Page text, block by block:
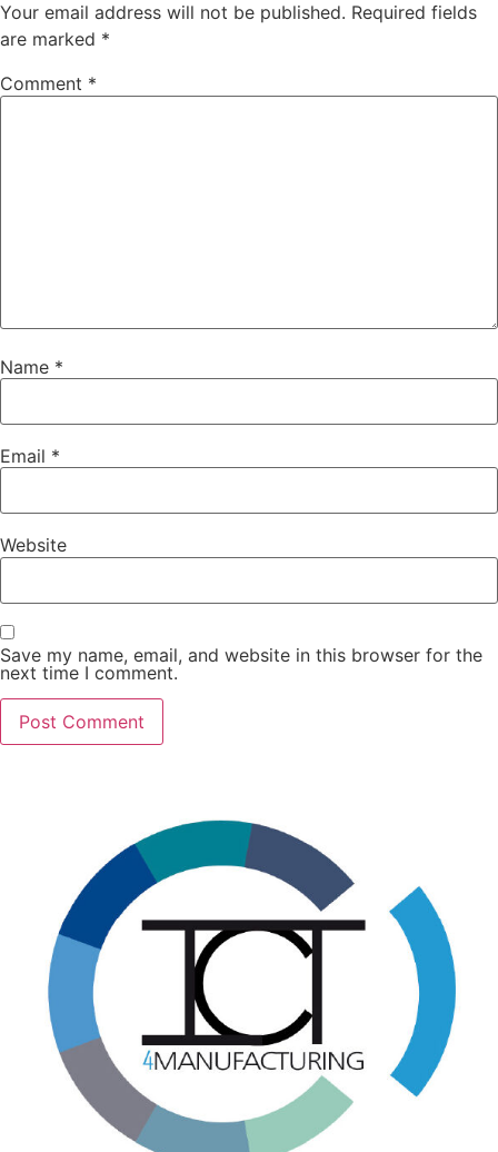
Your email address will not be published. Required fields
are marked *
Comment *
Name *
Email *
Website
Save my name, email, and website in this browser for the
next time I comment.